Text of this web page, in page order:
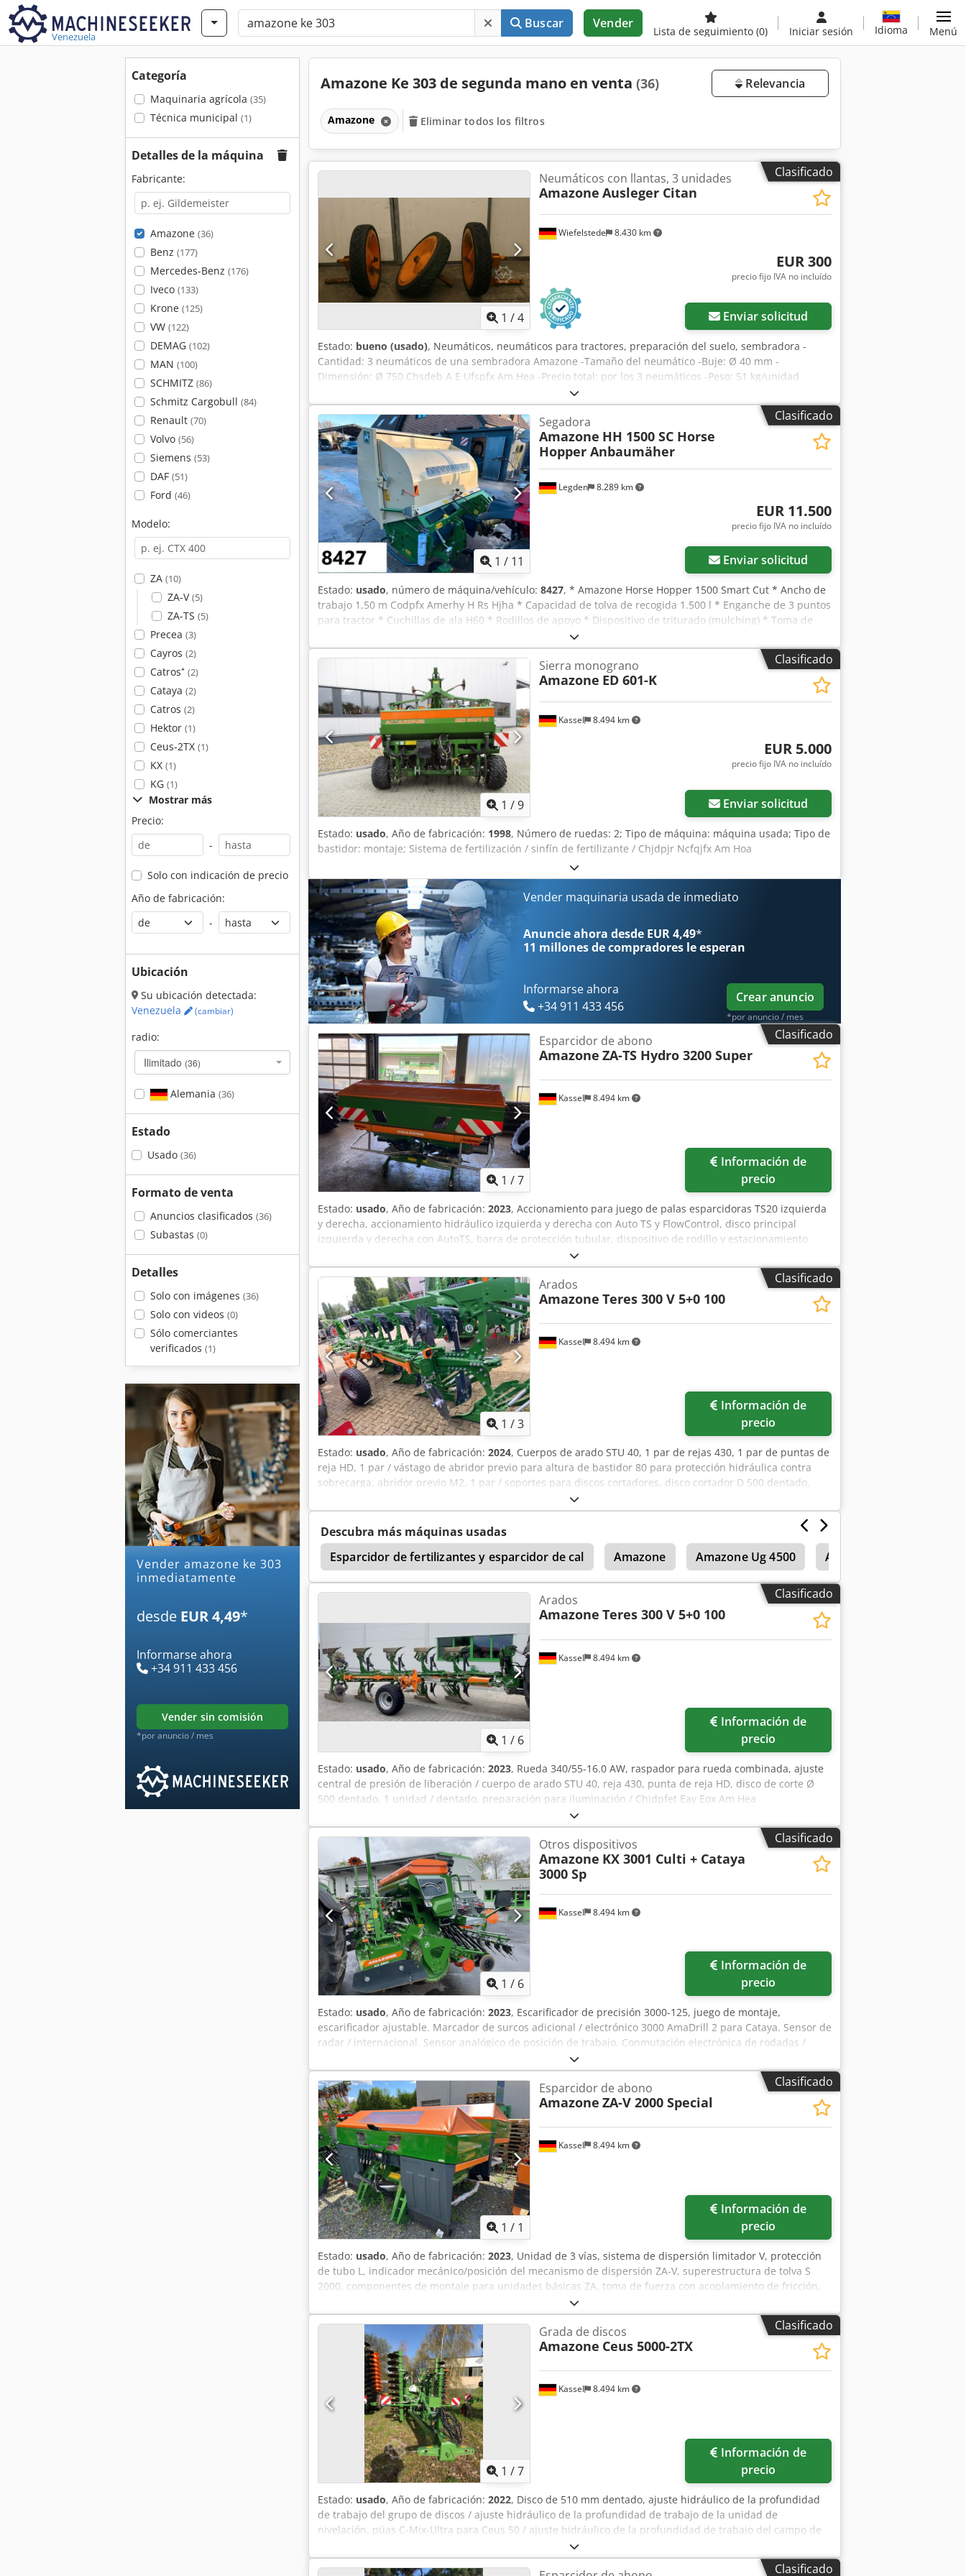
Venezuela
Buscar Vender
Lista de seguimiento (0) Iniciar sesión Idioma Menú
Categoría
Maquinaria agrícola (35)
Técnica municipal (1)
Detalles de la máquina
Fabricante:
Amazone (36)
Benz (177)
Mercedes-Benz (176)
Iveco (133)
Krone (125)
VW (122)
DEMAG (102)
MAN (100)
SCHMITZ (86)
Schmitz Cargobull (84)
Renault (70)
Volvo (56)
Siemens (53)
DAF (51)
Ford (46)
Modelo:
ZA (10)
ZA-V(5)
ZA-TS (5)
Precea (3)
Cayros (2)
Catros⁺ (2)
Cataya (2)
Catros (2)
Hektor (1)
Ceus-2TX (1)
KX (1)
KG (1)
Mostrar más
Precio:
-
Solo con indicación de precio
Año de fabricación:
-
Ubicación
Su ubicación detectada:
Venezuela
(cambiar)
radio:
Ilimitado (36)
Alemania (36)
Estado
Usado (36)
Formato de venta
Anuncios clasificados (36)
Subastas (0)
Detalles
Solo con imágenes (36)
Solo con videos (0)
Sólo comerciantes
verificados (1)
Vender amazone ke 303
inmediatamente
desde EUR 4,49*
Informarse ahora
+34 911 433 456
vender sin comisión
*por anuncio / mes
Amazone Ke 303 de segunda mano en venta (36) Relevancia
Amazone Eliminar todos los filtros
Clasificado
1 /4
Wiefelstede 8.430 km
Neumáticos con llantas, 3 unidades
Amazone Ausleger Citan
EUR 300
precio fijo IVA no incluído
Enviar solicitud
Estado: bueno (usado), Neumáticos, neumáticos para tractores, preparación del suelo, sembradora -
Cantidad: 3 neumáticos de una sembradora Amazone -Tamaño del neumático -Buje: Ø 40 mm -
Dimensión: Ø 750 Chsdeb A E Ufspfx Am Hea -Precio total: por los 3 neumáticos -Peso: 51 kg/unidad
Clasificado
1 / 11
Legden 8.289 km
Segadora
Amazone HH 1500 SC Horse
Hopper Anbaumäher
EUR 11.500
precio fijo IVA no incluído
Enviar solicitud
Estado: usado, número de máquina/vehículo: 8427, * Amazone Horse Hopper 1500 Smart Cut * Ancho de
trabajo 1,50 m Codpfx Amerhy H Rs Hjha * Capacidad de tolva de recogida 1.500 l * Enganche de 3 puntos
para tractor * Cuchillas de ala H60 * Rodillos de apoyo * Dispositivo de triturado (mulching) * Toma de
fuerza con rueda libre * Tolva de recogida con vaciado hidráulico del suelo * Velocidad de rotación 2.650
rpm * Indicador de nivel de llenado -----Número interno de vehículo: 8427 ¡Soporte por WhatsApp
disponible! Si tiene preguntas sobre la máquina o necesita más información, no dude en escribirnos
cómodamente por WhatsApp. Whatsapp Whatsapp ----Sujeto a errores y venta previa.
Clasificado
1 /9
Kassel 8.494 km
Sierra monograno
Amazone ED 601-K
EUR 5.000
precio fijo IVA no incluído
Enviar solicitud
Estado: usado, Año de fabricación: 1998, Número de ruedas: 2; Tipo de máquina: máquina usada; Tipo de
bastidor: montaje; Sistema de fertilización / sinfín de fertilizante / Chjdpjr Ncfqjfx Am Hoa
Vender maquinaria usada de inmediato
Anuncie ahora desde EUR 4,49*
11 millones de compradores le esperan
Informarse ahora
+34 911 433 456
Crear anuncio
*por anuncio / mes
Clasificado
1 /7
Kassel 8.494 km
Esparcidor de abono
Amazone ZA-TS Hydro 3200 Super
precio
Estado: usado, Año de fabricación: 2023, Accionamiento para juego de palas esparcidoras TS20 izquierda
y derecha, accionamiento hidráulico izquierda y derecha con Auto TS y FlowControl, disco principal
izquierda y derecha con AutoTS, barra de protección tubular, dispositivo de rodillo y estacionamiento
abatible, iluminación de trabajo, sensor de inclinación para sistema de pesaje, 16 unidades EasyCheck.
Chedpfet A Tzwsx Am Hoa
Clasificado
1 /3
Kassel 8.494 km
Arados
Amazone Teres 300 V 5+0 100
precio
Estado: usado, Año de fabricación: 2024, Cuerpos de arado STU 40, 1 par de rejas 430, 1 par de puntas de
reja HD, 1 par / vástago de abridor previo para altura de bastidor 80 para protección hidráulica contra
sobrecarga, abridor previo M2, 1 par / soportes para discos cortadores, disco cortador D 500 dentado,
protectores de apoyo, 1 par / montaje de cuerpo con Cjdst A Udyopfx Am Hoha
Descubra más máquinas usadas
Esparcidor de fertilizantes y esparcidor de cal
Amazone Amazone Ug 4500 Amazone Uf 901
Amazone Uf 901 Amazone Uf 1501
Clasificado
1 / 6
Kassel 8.494 km
Arados
Amazone Teres 300 V 5+0 100
precio
Estado: usado, Año de fabricación: 2023, Rueda 340/55-16.0 AW, raspador para rueda combinada, ajuste
central de presión de liberación / cuerpo de arado STU 40, reja 430, punta de reja HD, disco de corte Ø
500 dentado, 1 unidad / dentado, preparación para iluminación / Chjdpfet Eay Eox Am Hea
Clasificado
1 / 6
Kassel 8.494 km
Otros dispositivos
Amazone KX 3001 Culti + Cataya
3000 Sp
precio
Estado: usado, Año de fabricación: 2023, Escarificador de precisión 3000-125, juego de montaje,
escarificador ajustable. Marcador de surcos adicional / electrónico 3000 AmaDrill 2 para Cataya. Sensor de
radar / internacional. Sensor analógico de posición de trabajo. Conmutación electrónica de rodadas /
válvula de control y rodado hidráulico. Chjdpfotgpggjx Am Hja
Clasificado
1 / 1
Kassel 8.494 km
Esparcidor de abono
Amazone ZA-V 2000 Special
precio
Estado: usado, Año de fabricación: 2023, Unidad de 3 vías, sistema de dispersión limitador V, protección
de tubo L, indicador mecánico/posición del mecanismo de dispersión ZA-V, superestructura de tolva S
2000, componentes de montaje para unidades básicas ZA, toma de fuerza con acoplamiento de fricción,
guardabarros L y escaleras, iluminación LED trasera. Chsdpfx Amet Dwibe Hea
Clasificado
1 /7
Kassel 8.494 km
Grada de discos
Amazone Ceus 5000-2TX
precio
Estado: usado, Año de fabricación: 2022, Disco de 510 mm dentado, ajuste hidráulico de la profundidad
de trabajo del grupo de discos / ajuste hidráulico de la profundidad de trabajo de la unidad de
nivelación, púas C-Mix-Ultra para Ceus 50 / ajuste hidráulico de la profundidad de trabajo del campo de
púas con lanza hidráulica HD CUCHILLA 80 mm / (14/K1) Codpfxstz Tplj Am Heha
Clasificado